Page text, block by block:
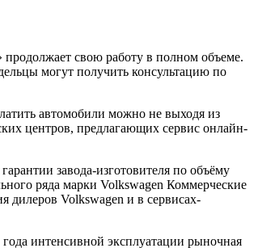
свою работу в полном объеме.
могут получить консультацию по
автомобили можно не выходя из
центров, предлагающих сервис онлайн-
завода-изготовителя по объёму
ряда марки Volkswagen Коммерческие
дилеров Volkswagen и в сервисах-
интенсивной эксплуатации рыночная